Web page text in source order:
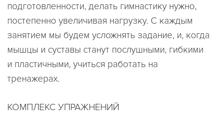
подготовленности, делать гимнастику нужно,
постепенно увеличивая нагрузку. С каждым
занятием мы будем усложнять задание, и, когда
мышцы и суставы станут послушными, гибкими
и пластичными, учиться работать на
тренажерах.
КОМПЛЕКС УПРАЖНЕНИЙ